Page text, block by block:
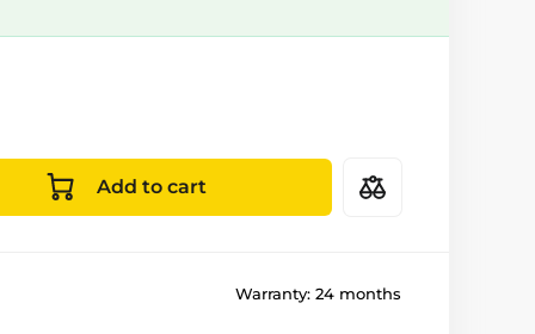
Add to cart
Warranty: 24 months